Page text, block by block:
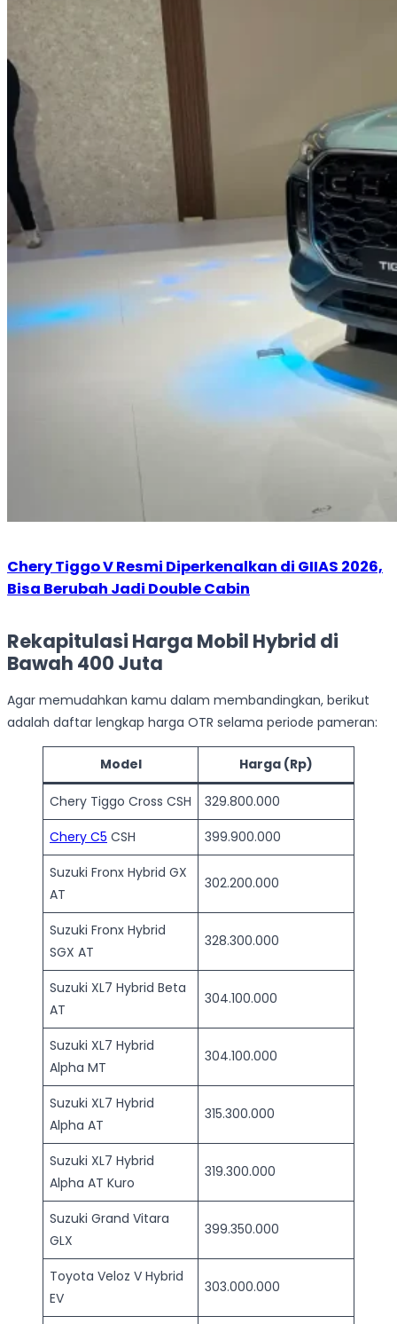
Chery Tiggo V Resmi Diperkenalkan di GIIAS 2026,
Bisa Berubah Jadi Double Cabin
Rekapitulasi Harga Mobil Hybrid di
Bawah 400 Juta
Agar memudahkan kamu dalam membandingkan, berikut
adalah daftar lengkap harga OTR selama periode pameran:
Model Harga (Rp)
Chery Tiggo Cross CSH
329.800.000
Chery C5 CSH
399.900.000
Suzuki Fronx Hybrid GX
AT
302.200.000
Suzuki Fronx Hybrid
SGX AT
328.300.000
Suzuki XL7 Hybrid Beta
AT
304.100.000
Suzuki XL7 Hybrid
Alpha MT
304.100.000
Suzuki XL7 Hybrid
Alpha AT
315.300.000
Suzuki XL7 Hybrid
Alpha AT Kuro
319.300.000
Suzuki Grand Vitara
GLX
399.350.000
Toyota Veloz V Hybrid
EV
303.000.000